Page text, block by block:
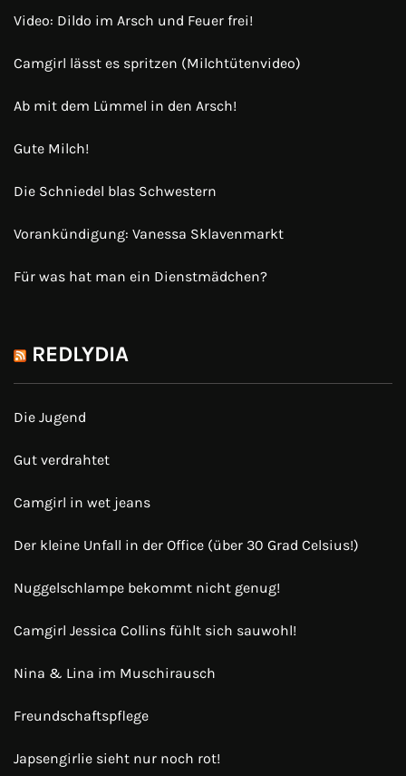
Video: Dildo im Arsch und Feuer frei!
Camgirl lässt es spritzen (Milchtütenvideo)
Ab mit dem Lümmel in den Arsch!
Gute Milch!
Die Schniedel blas Schwestern
Vorankündigung: Vanessa Sklavenmarkt
Für was hat man ein Dienstmädchen?
REDLYDIA
Die Jugend
Gut verdrahtet
Camgirl in wet jeans
Der kleine Unfall in der Office (über 30 Grad Celsius!)
Nuggelschlampe bekommt nicht genug!
Camgirl Jessica Collins fühlt sich sauwohl!
Nina & Lina im Muschirausch
Freundschaftspflege
Japsengirlie sieht nur noch rot!